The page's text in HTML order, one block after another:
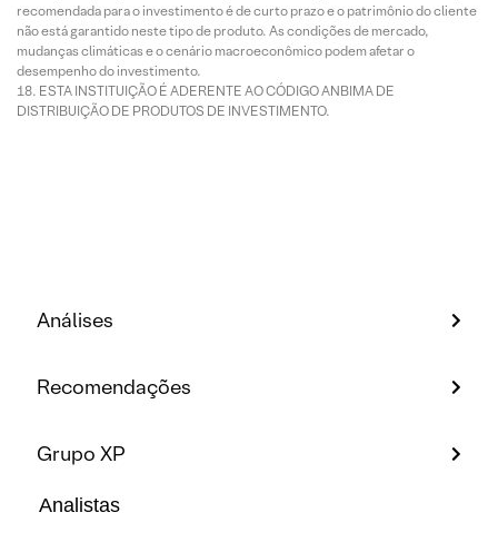
recomendada para o investimento é de curto prazo e o patrimônio do cliente
não está garantido neste tipo de produto. As condições de mercado,
mudanças climáticas e o cenário macroeconômico podem afetar o
desempenho do investimento.
ESTA INSTITUIÇÃO É ADERENTE AO CÓDIGO ANBIMA DE
DISTRIBUIÇÃO DE PRODUTOS DE INVESTIMENTO.
Análises
Recomendações
Grupo XP
Analistas